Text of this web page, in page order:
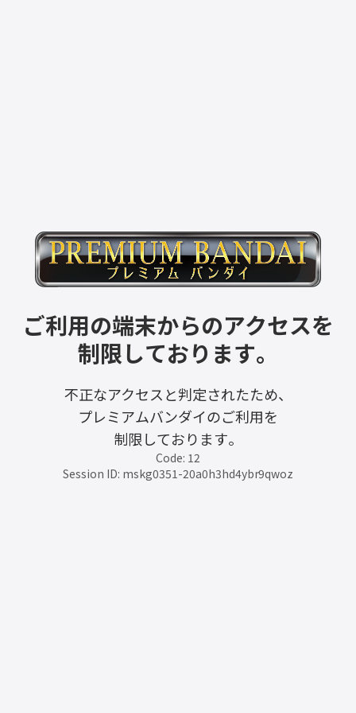
ご利用の端末からのアクセスを
制限しております。
不正なアクセスと判定されたため、
プレミアムバンダイのご利用を
制限しております。
Code: 12
Session ID: mskg0351-20a0h3hd4ybr9qwoz